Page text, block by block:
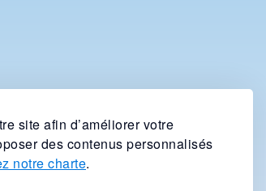
site afin d’améliorer votre
des contenus personnalisés
notre charte.